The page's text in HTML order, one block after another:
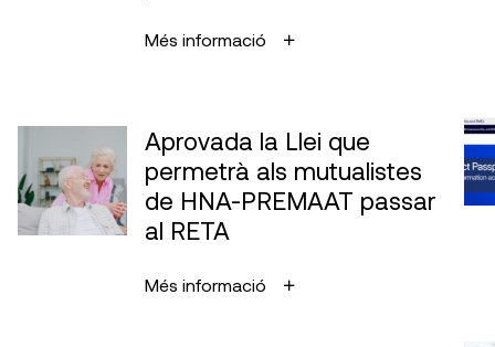
Més informació
Aprovada la Llei que
permetrà als mutualistes
de HNA-PREMAAT passar
al RETA
Més informació